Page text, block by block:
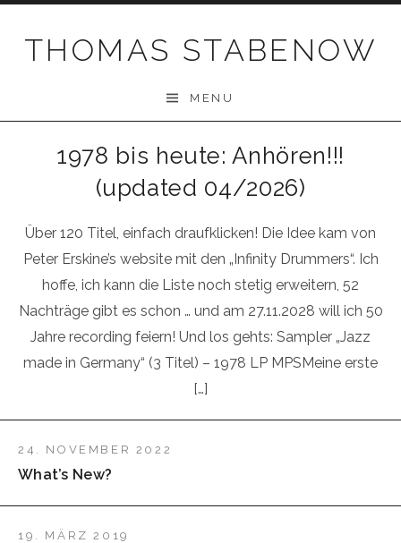
THOMAS STABENOW
MENU
1978 bis heute: Anhören!!!
(updated 04/2026)
Über 120 Titel, einfach draufklicken! Die Idee kam von
Peter Erskine’s website mit den „Infinity Drummers“. Ich
hoffe, ich kann die Liste noch stetig erweitern, 52
Nachträge gibt es schon … und am 27.11.2028 will ich 50
Jahre recording feiern! Und los gehts: Sampler „Jazz
made in Germany“ (3 Titel) – 1978 LP MPSMeine erste
[…]
24. NOVEMBER 2022
What’s New?
19. MÄRZ 2019